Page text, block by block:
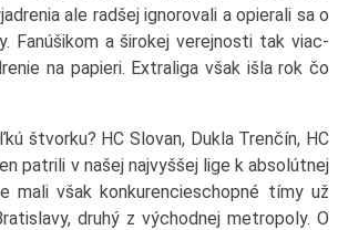
ale radšej ignorovali a opierali sa o
Fanúšikom a širokej verejnosti tak viac-
na papieri. Extraliga však išla rok čo
štvorku? HC Slovan, Dukla Trenčín, HC
patrili v našej najvyššej lige k absolútnej
mali však konkurencieschopné tímy už
druhý z východnej metropoly. O